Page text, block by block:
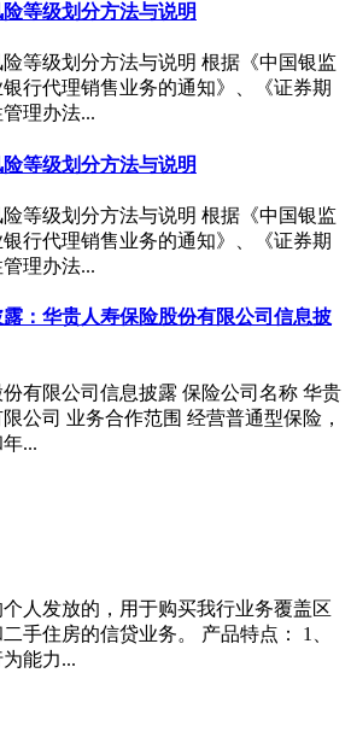
等级划分方法与说明
等级划分方法与说明 根据《中国银监
行代理销售业务的通知》、《证券期
理办法...
等级划分方法与说明
等级划分方法与说明 根据《中国银监
行代理销售业务的通知》、《证券期
理办法...
：华贵人寿保险股份有限公司信息披
有限公司信息披露 保险公司名称 华贵
公司 业务合作范围 经营普通型保险，
...
人发放的，用于购买我行业务覆盖区
手住房的信贷业务。 产品特点： 1、
能力...